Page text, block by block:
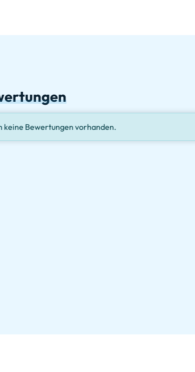
keine Bewertungen vorhanden.